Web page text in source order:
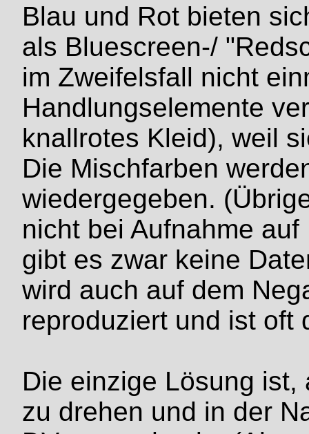
Blau und Rot bieten
als Bluescreen-/
im Zweifelsfall nicht
Handlungselemente
knallrotes Kleid), weil
Die Mischfarben
wiedergegeben.
nicht bei Aufnahme
gibt es zwar keine
wird auch auf dem
reproduziert und ist oft
Die einzige Lösung
zu drehen und in der